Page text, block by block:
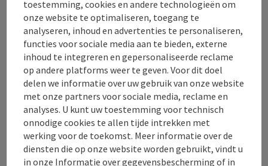
Contact
Toerismevereniging Mühlviertel
Hauptplatz 19
4190 Bad Leonfelden
+43 50 7263 100
toestemming, cookies en andere technologieën om
onze website te optimaliseren, toegang te
analyseren, inhoud en advertenties te personaliseren,
functies voor sociale media aan te bieden, externe
inhoud te integreren en gepersonaliseerde reclame
op andere platforms weer te geven. Voor dit doel
delen we informatie over uw gebruik van onze website
met onze partners voor sociale media, reclame en
analyses. U kunt uw toestemming voor technisch
onnodige cookies te allen tijde intrekken met
werking voor de toekomst. Meer informatie over de
diensten die op onze website worden gebruikt, vindt u
in onze Informatie over gegevensbescherming of in